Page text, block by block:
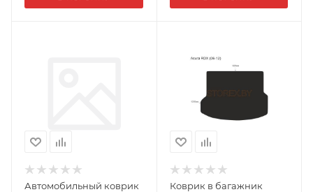
Автомобильный коврик
Коврик в багажник